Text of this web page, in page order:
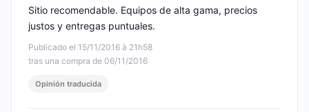
Publicado el 15/11/2016 à 21h58
tras una compra de 06/11/2016
Sitio recomendable. Equipos de alta gama, precios
justos y entregas puntuales.
Opinión traducida